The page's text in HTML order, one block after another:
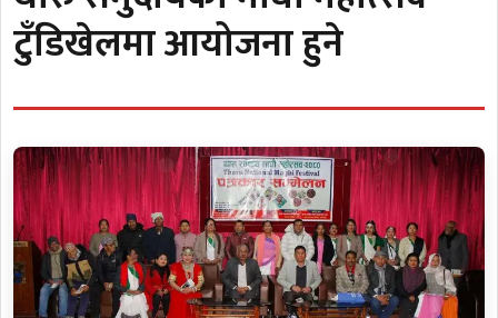
टुँडिखेलमा आयोजना हुने